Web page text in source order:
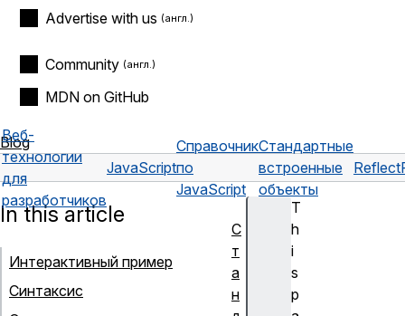
Advertise with us
Community
MDN on GitHub
Blog
Веб-
технологии
для
разработчиков
JavaScript
Справочник
по
JavaScript
Стандартные
встроенные
объекты
Reflect
T
h
i
s
p
In this article
Интерактивный пример
Синтаксис
С
т
а
н